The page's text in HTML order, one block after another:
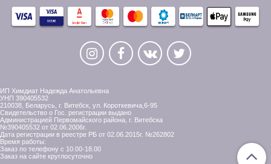
ИП Химдиат Надежда Анатольевна
УНП 390405532
210038, Беларусь, г. Витебск, ул. Короткевича,6-95
Свидетельство о Гос. регистрации выдано
Администрацией Первомайского района, г. Витебска
№390405532 от 02.06.2006г.
Дата регистрации в реестре РБ от 02.06.2015г. №262802
Время работы:
Заказ по телефону с 10.00-18.00
Заказ на сайте круглосуточно